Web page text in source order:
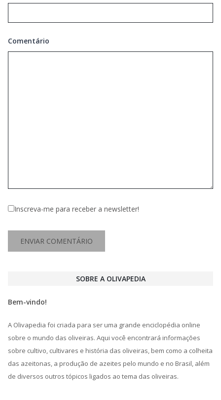
Comentário
Inscreva-me para receber a newsletter!
SOBRE A OLIVAPEDIA
Bem-vindo!
A Olivapedia foi criada para ser uma grande enciclopédia online
sobre o mundo das oliveiras. Aqui você encontrará informações
sobre cultivo, cultivares e história das oliveiras, bem como a colheita
das azeitonas, a produção de azeites pelo mundo e no Brasil, além
de diversos outros tópicos ligados ao tema das oliveiras.